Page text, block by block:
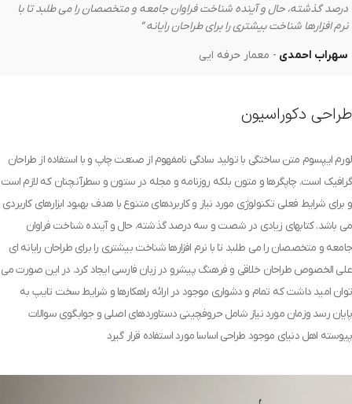
درصد گذشته، حال و آینده شناخت فراوان جامعه و متخصصان را می طلبد تا با
نرم افزارها شناخت بیشتری را برای طراحان رایانه “
سهراب احمدی
معمار حرفه ایی
طراحی دکوراسیون
لورم ایپسوم متن ساختگی با تولید سادگی نامفهوم از صنعت چاپ و با استفاده از طراحان
گرافیک است. چاپگرها و متون بلکه روزنامه و مجله در ستون و سطرآنچنان که لازم است
و برای شرایط فعلی تکنولوژی مورد نیاز و کاربردهای متنوع با هدف بهبود ابزارهای کاربردی
می باشد. کتابهای زیادی در شصت و سه درصد گذشته، حال و آینده شناخت فراوان
جامعه و متخصصان را می طلبد تا با نرم افزارها شناخت بیشتری را برای طراحان رایانه ای
علی الخصوص طراحان خلاقی و فرهنگ پیشرو در زبان فارسی ایجاد کرد. در این صورت می
توان امید داشت که تمام و دشواری موجود در ارائه راهکارها و شرایط سخت تایپ به
پایان رسد وزمان مورد نیاز شامل حروفچینی دستاوردهای اصلی و جوابگوی سوالات
پیوسته اهل دنیای موجود طراحی اساسا مورد استفاده قرار گیرد